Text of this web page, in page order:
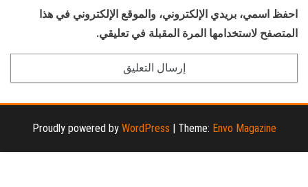
احفظ اسمي، بريدي الإلكتروني، والموقع الإلكتروني في هذا
المتصفح لاستخدامها المرة المقبلة في تعليقي.
Proudly powered by WordPress | Theme: Envo Magazine